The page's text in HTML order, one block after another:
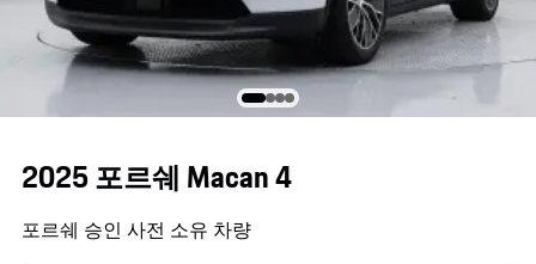
2025 포르쉐 Macan 4
포르쉐 승인 사전 소유 차량